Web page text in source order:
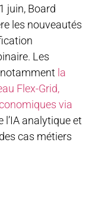
juin, Board
les nouveautés
Les
la
Flex-Grid,
via
l’IA analytique et
cas métiers